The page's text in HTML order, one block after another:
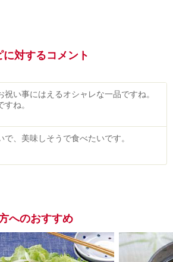
に対するコメント
祝い事にはえるオシャレな一品ですね。
ね。
で、美味しそうで食べたいです。
へのおすすめ